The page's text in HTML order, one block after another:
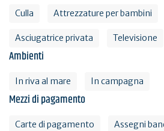
Culla Attrezzature per bambini
Asciugatrice privata Televisione
Ambienti
In riva al mare In campagna
Mezzi di pagamento
Carte di pagamento Assegni